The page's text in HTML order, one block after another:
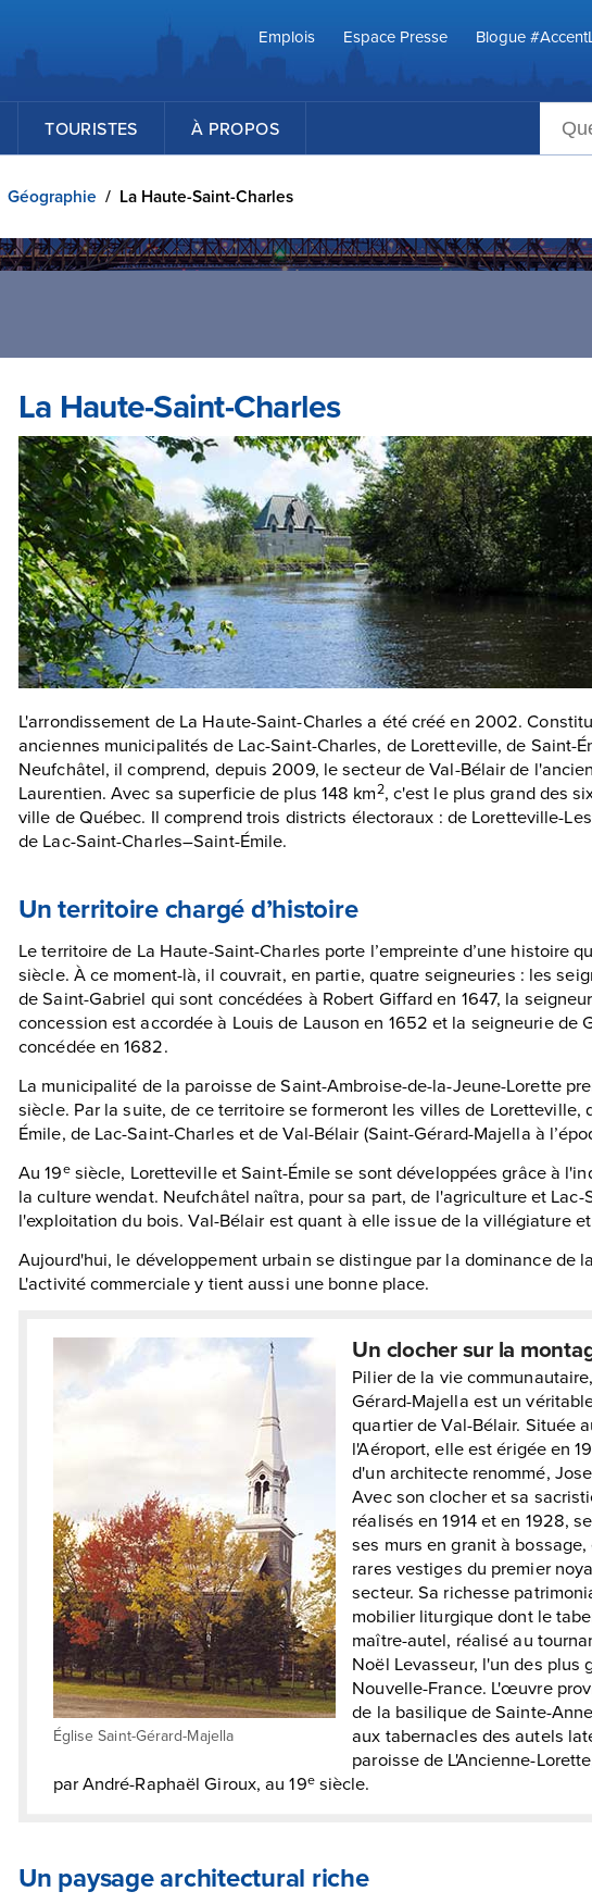
Emplois
Espace Presse Blogue
TOURISTES À PROPOS
Géographie / La Haute-Saint-Charles
La Haute-Saint-Charles
L'arrondissement de La Haute-Saint-Charles a été créé en 2002.
anciennes municipalités de Lac-Saint-Charles, de Loretteville, de Saint-
Neufchâtel, il comprend, depuis 2009, le secteur de Val-Bélair de
Laurentien. Avec sa superficie de plus 148 km2, c'est le plus grand des
ville de Québec. Il comprend trois districts électoraux : de Loretteville-
de Lac-Saint-Charles–Saint-Émile.
Un territoire chargé d’histoire
Le territoire de La Haute-Saint-Charles porte l’empreinte d’une histoire
siècle. À ce moment-là, il couvrait, en partie, quatre seigneuries : les
de Saint-Gabriel qui sont concédées à Robert Giffard en 1647, la
concession est accordée à Louis de Lauson en 1652 et la seigneurie de
concédée en 1682.
La municipalité de la paroisse de Saint-Ambroise-de-la-Jeune-Lorette
siècle. Par la suite, de ce territoire se formeront les villes de Loretteville,
Émile, de Lac-Saint-Charles et de Val-Bélair (Saint-Gérard-Majella à
Au 19esiècle, Loretteville et Saint-Émile se sont développées grâce à
la culture wendat. Neufchâtel naîtra, pour sa part, de l'agriculture et Lac-
l'exploitation du bois. Val-Bélair est quant à elle issue de la villégiature
Aujourd'hui, le développement urbain se distingue par la dominance de
L'activité commerciale y tient aussi une bonne place.
Église Saint-Gérard-Majella
Un clocher sur la
Pilier de la vie
Gérard-Majella est un
quartier de Val-Bélair. Située
l'Aéroport, elle est érigée en
d'un architecte renommé,
Avec son clocher et sa
réalisés en 1914 et en 1928,
ses murs en granit à
rares vestiges du premier
secteur. Sa richesse
mobilier liturgique dont le
maître-autel, réalisé au
Noël Levasseur, l'un des plus
Nouvelle-France. L'œuvre
de la basilique de Sainte-
aux tabernacles des autels
paroisse de L'Ancienne-
par André-Raphaël Giroux, au 19esiècle.
Un paysage architectural riche